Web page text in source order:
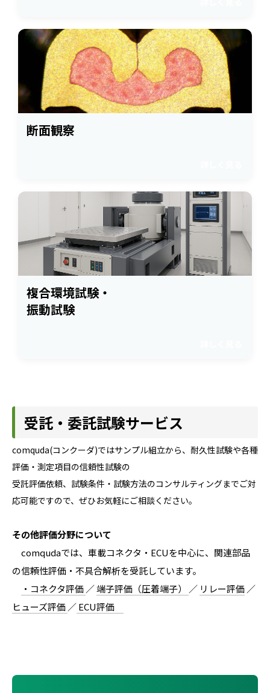
断面観察
複合環境試験・
振動試験
受託・委託試験サービス
comquda(コンクーダ)ではサンプル組立から、耐久性試験や各種
評価・測定項目の信頼性試験の
受託評価依頼、試験条件・試験方法のコンサルティングまでご対
応可能ですので、ぜひお気軽にご相談ください。
その他評価分野について
comqudaでは、車載コネクタ・ECUを中心に、関連部品
の信頼性評価・不具合解析を受託しています。
・コネクタ評価 ／端子評価（圧着端子） ／ リレー評価 ／
ヒューズ評価 ／ECU評価